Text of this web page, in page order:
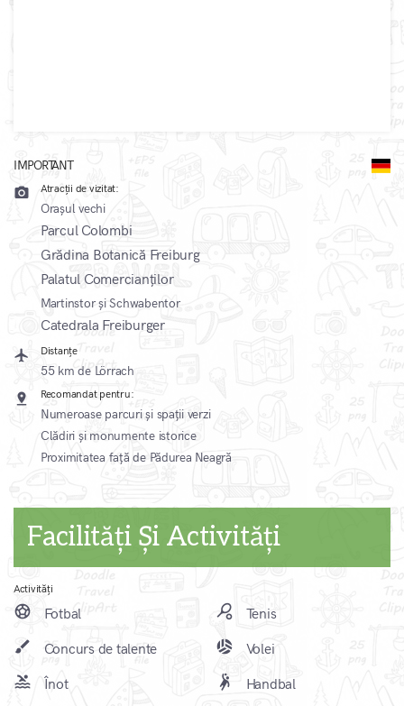
IMPORTANT
camera_alt Atracții de vizitat:
Orașul vechi
Parcul Colombi
Grădina Botanică Freiburg
Palatul Comercianților
Martinstor și Schwabentor
Catedrala Freiburger
local_airport Distanțe
55 km de Lörrach
pin_drop Recomandat pentru:
Numeroase parcuri și spații verzi
Clădiri și monumente istorice
Proximitatea față de Pădurea Neagră
Facilități Și Activități
Activități
sports_soccer Fotbal sports_tennis Tenis
brush Concurs de talente sports_volleyball Volei
pool Înot sports_handball Handbal